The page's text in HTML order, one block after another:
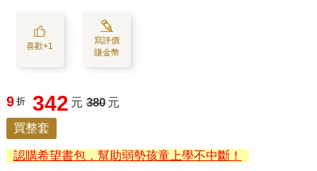
喜歡+1
寫評價
賺金幣
9 折 342 元 380 元
買整套
認購希望書包，幫助弱勢孩童上學不中斷！